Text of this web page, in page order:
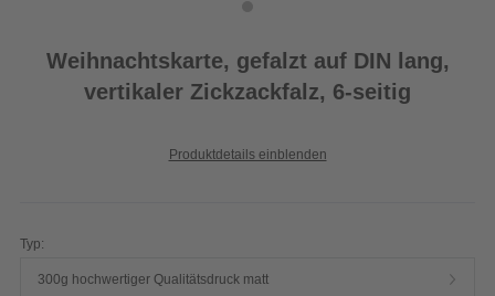
Weihnachtskarte, gefalzt auf DIN lang,
vertikaler Zickzackfalz, 6-seitig
Produktdetails einblenden
Typ:
300g hochwertiger Qualitätsdruck matt